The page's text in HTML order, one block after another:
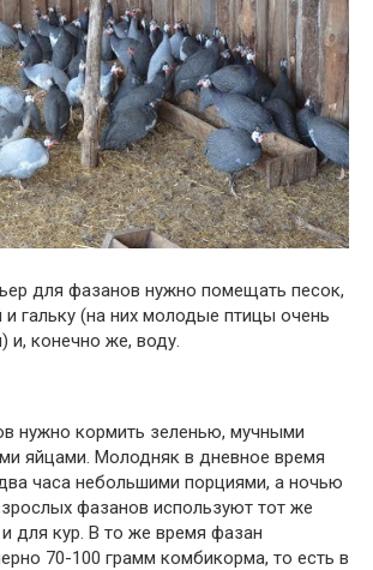
для фазанов нужно помещать песок,
и гальку (на них молодые птицы очень
и, конечно же, воду.
нужно кормить зеленью, мучными
яйцами. Молодняк в дневное время
часа небольшими порциями, а ночью
фазанов используют тот же
для кур. В то же время фазан
70-100 грамм комбикорма, то есть в